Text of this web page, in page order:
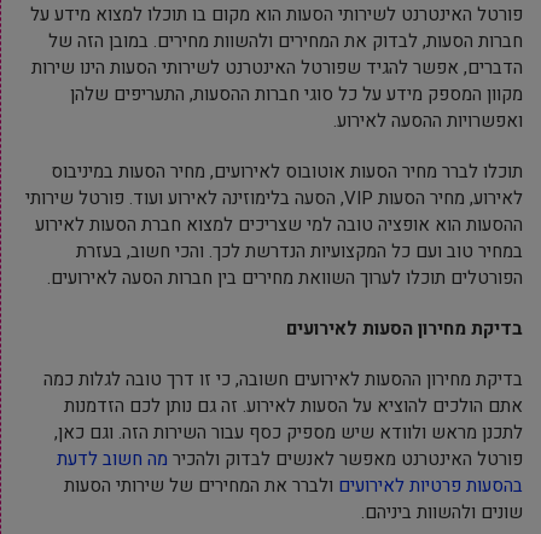
פורטל האינטרנט לשירותי הסעות הוא מקום בו תוכלו למצוא מידע על
חברות הסעות, לבדוק את המחירים ולהשוות מחירים. במובן הזה של
הדברים, אפשר להגיד שפורטל האינטרנט לשירותי הסעות הינו שירות
מקוון המספק מידע על כל סוגי חברות ההסעות, התעריפים שלהן
ואפשרויות ההסעה לאירוע.
תוכלו לברר מחיר הסעות אוטובוס לאירועים, מחיר הסעות במיניבוס
לאירוע, מחיר הסעות VIP, הסעה בלימוזינה לאירוע ועוד. פורטל שירותי
ההסעות הוא אופציה טובה למי שצריכים למצוא חברת הסעות לאירוע
במחיר טוב ועם כל המקצועיות הנדרשת לכך. והכי חשוב, בעזרת
הפורטלים תוכלו לערוך השוואת מחירים בין חברות הסעה לאירועים.
בדיקת מחירון הסעות לאירועים
בדיקת מחירון ההסעות לאירועים חשובה, כי זו דרך טובה לגלות כמה
אתם הולכים להוציא על הסעות לאירוע. זה גם נותן לכם הזדמנות
לתכנן מראש ולוודא שיש מספיק כסף עבור השירות הזה. וגם כאן,
פורטל האינטרנט מאפשר לאנשים לבדוק ולהכיר מה חשוב לדעת
בהסעות פרטיות לאירועים ולברר את המחירים של שירותי הסעות
שונים ולהשוות ביניהם.